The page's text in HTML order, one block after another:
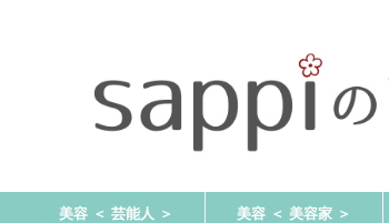
美容 ＜ 芸能人 ＞ 美容 ＜ 美容家 ＞